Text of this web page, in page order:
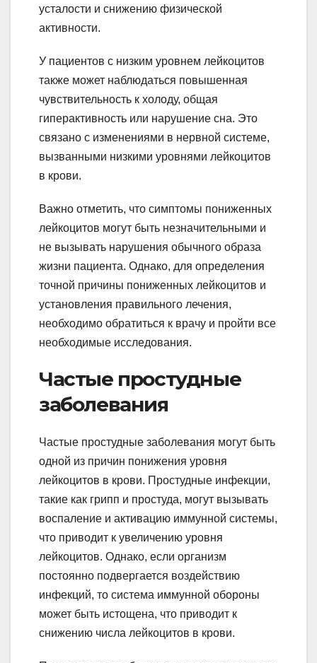
усталости и снижению физической
активности.
У пациентов с низким уровнем лейкоцитов
также может наблюдаться повышенная
чувствительность к холоду, общая
гиперактивность или нарушение сна. Это
связано с изменениями в нервной системе,
вызванными низкими уровнями лейкоцитов
в крови.
Важно отметить, что симптомы пониженных
лейкоцитов могут быть незначительными и
не вызывать нарушения обычного образа
жизни пациента. Однако, для определения
точной причины пониженных лейкоцитов и
установления правильного лечения,
необходимо обратиться к врачу и пройти все
необходимые исследования.
Частые простудные
заболевания
Частые простудные заболевания могут быть
одной из причин понижения уровня
лейкоцитов в крови. Простудные инфекции,
такие как грипп и простуда, могут вызывать
воспаление и активацию иммунной системы,
что приводит к увеличению уровня
лейкоцитов. Однако, если организм
постоянно подвергается воздействию
инфекций, то система иммунной обороны
может быть истощена, что приводит к
снижению числа лейкоцитов в крови.